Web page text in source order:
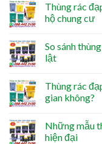
Thùng rác
hộ chung cư
So sánh
lật
Thùng rác
gian không?
Những mẫu
hiện đại